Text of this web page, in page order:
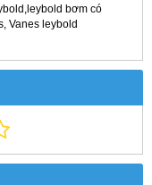
bơm có
Vanes leybold